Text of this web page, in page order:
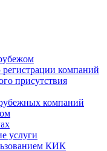
компаний
присутствия
компаний
услуги
КИК